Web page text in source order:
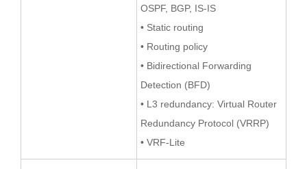
OSPF, BGP, IS-IS
• Static routing
• Routing policy
• Bidirectional Forwarding
Detection (BFD)
• L3 redundancy: Virtual Router
Redundancy Protocol (VRRP)
• VRF-Lite